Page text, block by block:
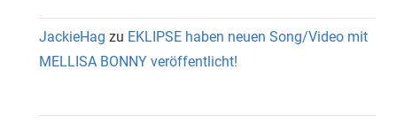
JackieHag zu EKLIPSE haben neuen Song/Video mit
MELLISA BONNY veröffentlicht!